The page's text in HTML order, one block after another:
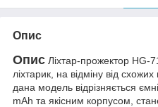
Опис
Опис Ліхтар-прожектор HG-
ліхтарик, на відміну від
дана модель відрізняється
mAh та якісним корпусом,